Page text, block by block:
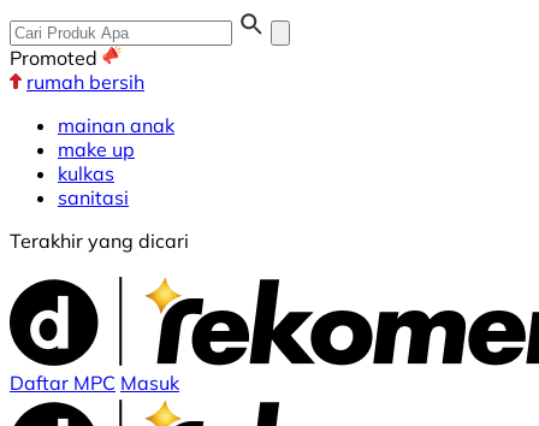
Promoted
rumah bersih
mainan anak
make up
kulkas
sanitasi
Terakhir yang dicari
Daftar MPC Masuk